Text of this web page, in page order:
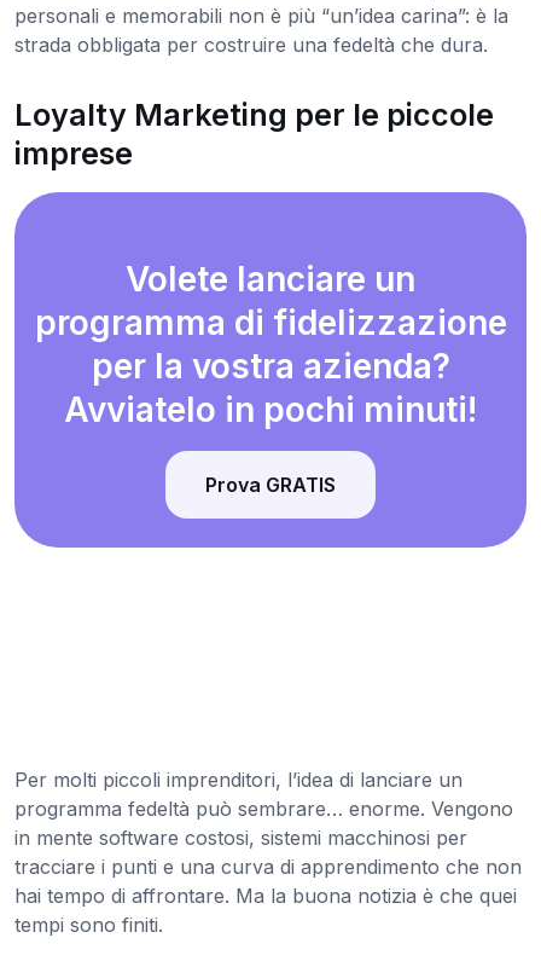
personali e memorabili non è più “un’idea carina”: è la
strada obbligata per costruire una fedeltà che dura.
Loyalty Marketing per le piccole
imprese
Volete lanciare un
programma di fidelizzazione
per la vostra azienda?
Avviatelo in pochi minuti!
Prova GRATIS
Per molti piccoli imprenditori, l’idea di lanciare un
programma fedeltà può sembrare… enorme. Vengono
in mente software costosi, sistemi macchinosi per
tracciare i punti e una curva di apprendimento che non
hai tempo di affrontare. Ma la buona notizia è che quei
tempi sono finiti.